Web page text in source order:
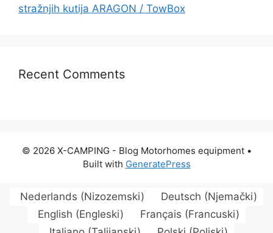
stražnjih kutija ARAGON / TowBox
Recent Comments
© 2026 X-CAMPING - Blog Motorhomes equipment•
Built with GeneratePress
Nederlands (Nizozemski) Deutsch (Njemački)
English (Engleski) Français (Francuski)